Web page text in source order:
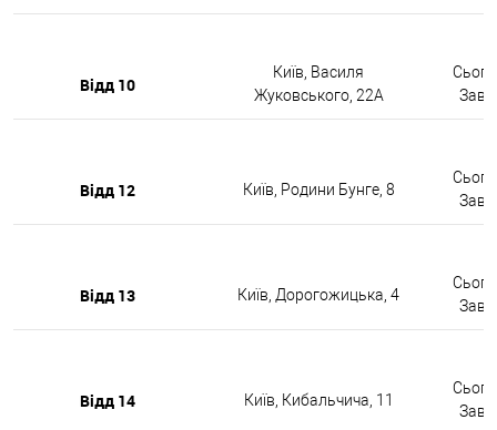
Відд 10
Київ, Василя
Жуковського, 22А
Відд 12 Київ, Родини Бунге, 8
Відд 13 Київ, Дорогожицька, 4
Відд 14 Київ, Кибальчича, 11